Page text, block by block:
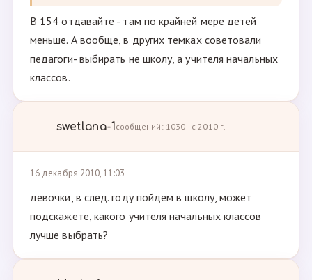
В 154 отдавайте - там по крайней мере детей
меньше. А вообще, в других темках советовали
педагоги- выбирать не школу, а учителя начальных
классов.
swetlana-1сообщений: 1030 · с 2010 г.
16 декабря 2010, 11:03
девочки, в след. году пойдем в школу, может
подскажете, какого учителя начальных классов
лучше выбрать?